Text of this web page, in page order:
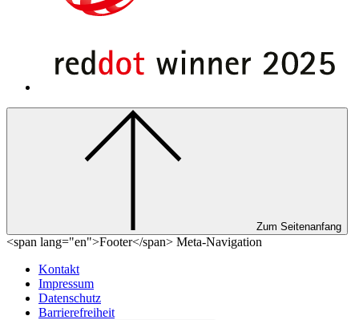
Zum Seitenanfang
<span lang="en">Footer</span> Meta-Navigation
Kontakt
Impressum
Datenschutz
Barrierefreiheit